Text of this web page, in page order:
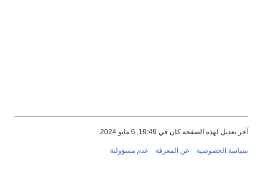
آخر تعديل لهذه الصفحة كان في 19:49, 6 مايو 2024.
سياسة الخصوصية عن المعرفة عدم مسؤولية